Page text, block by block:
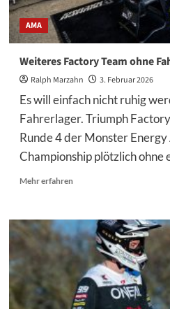
AMA
Weiteres Factory Team ohne
Ralph Marzahn 3. Februar 2026
Es will einfach nicht ruhig
Fahrerlager. Triumph
Runde 4 der Monster
Championship plötzlich ohne
Mehr erfahrenMehr
Weiteres
Factory
Team
ohne
Fahrer